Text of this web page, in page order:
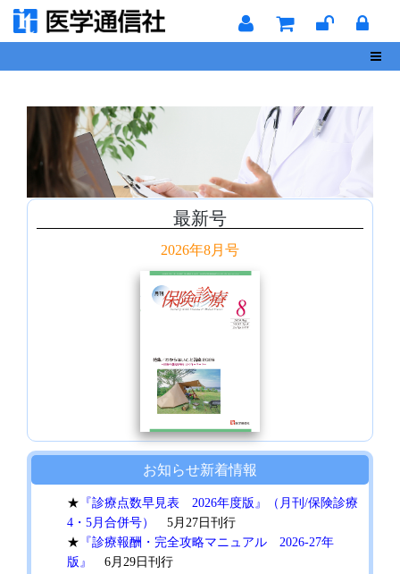
最新号
2026年8月号
お知らせ新着情報
★ 『診療点数早見表 2026年度版』（月刊/保険診療
4・5月合併号）
5月27日刊行
★ 『診療報酬・完全攻略マニュアル 2026-27年
版』
6月29日刊行